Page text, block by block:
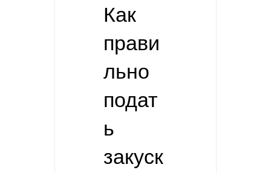
Как
прави
льно
подат
ь
закуск